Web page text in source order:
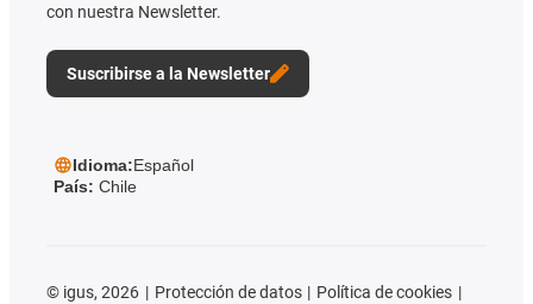
con nuestra Newsletter.
Suscribirse a la Newsletter
Idioma:Español
País: Chile
© igus, 2026 Protección de datos
Política de cookies